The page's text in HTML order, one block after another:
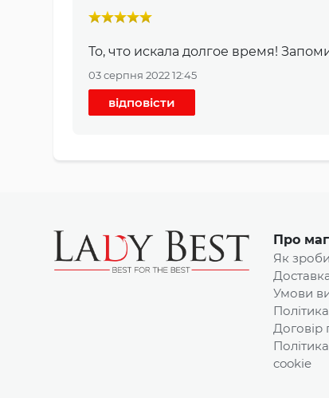
То, что искала долгое время!
03 серпня 2022 12:45
відповісти
Про
Як
Умови
Договір
cookie